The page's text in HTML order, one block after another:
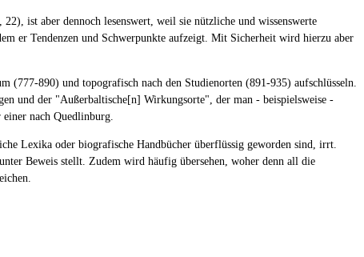
ist aber dennoch lesenswert, weil sie nützliche und wissenswerte
er Tendenzen und Schwerpunkte aufzeigt. Mit Sicherheit wird hierzu aber
(777-890) und topografisch nach den Studienorten (891-935) aufschlüsseln.
und der "Außerbaltische[n] Wirkungsorte", der man - beispielsweise -
nach Quedlinburg.
Lexika oder biografische Handbücher überflüssig geworden sind, irrt.
Beweis stellt. Zudem wird häufig übersehen, woher denn all die